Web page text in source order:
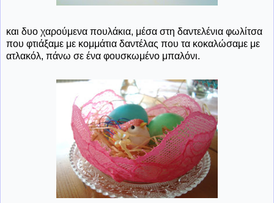
και δυο χαρούμενα πουλάκια, μέσα στη δαντελένια φωλίτσα
που φτιάξαμε με κομμάτια δαντέλας που τα κοκαλώσαμε με
ατλακόλ, πάνω σε ένα φουσκωμένο μπαλόνι.